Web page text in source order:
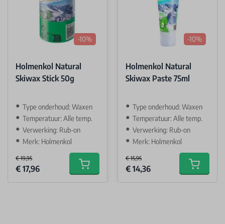
-10%
Holmenkol Natural
Skiwax Stick 50g
Type onderhoud: Waxen
Temperatuur: Alle temp.
Verwerking: Rub-on
Merk: Holmenkol
€ 19,95
Special Price
€ 17,96 Add to cart
-10%
Holmenkol Natural
Skiwax Paste 75ml
Type onderhoud: Waxen
Temperatuur: Alle temp.
Verwerking: Rub-on
Merk: Holmenkol
€ 15,95
Special Price
€ 14,36 Add to